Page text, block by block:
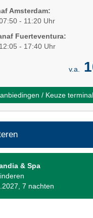
Amsterdam:
- 11:20 Uhr
Fuerteventura:
- 17:40 Uhr
v.a.
/ Keuze terminal
& Spa
7 nachten